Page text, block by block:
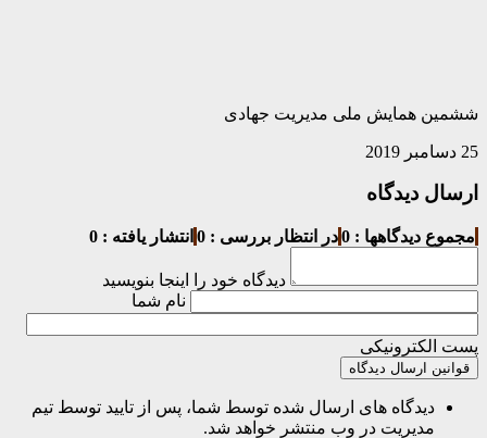
ششمین همایش ملی مدیریت جهادی
25 دسامبر 2019
ارسال دیدگاه
مجموع دیدگاهها : 0 در انتظار بررسی : 0 انتشار یافته : 0
دیدگاه خود را اینجا بنویسید
نام شما
پست الکترونیکی
قوانین ارسال دیدگاه
دیدگاه های ارسال شده توسط شما، پس از تایید توسط تیم
مدیریت در وب منتشر خواهد شد.